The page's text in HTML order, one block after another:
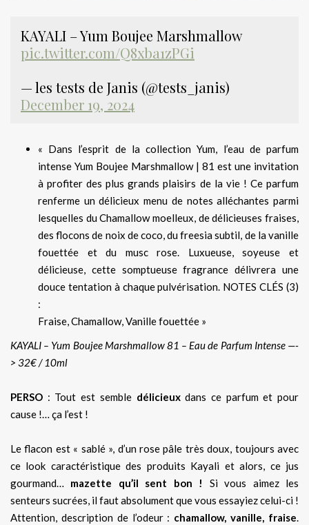
KAYALI – Yum Boujee Marshmallow
pic.twitter.com/Q8xba1zPGi
— les tests de Janis (@tests_janis)
December 19, 2024
« Dans l’esprit de la collection Yum, l’eau de parfum
intense Yum Boujee Marshmallow | 81 est une invitation
à profiter des plus grands plaisirs de la vie ! Ce parfum
renferme un délicieux menu de notes alléchantes parmi
lesquelles du Chamallow moelleux, de délicieuses fraises,
des flocons de noix de coco, du freesia subtil, de la vanille
fouettée et du musc rose. Luxueuse, soyeuse et
délicieuse, cette somptueuse fragrance délivrera une
douce tentation à chaque pulvérisation. NOTES CLÉS (3)
:
Fraise, Chamallow, Vanille fouettée »
KAYALI – Yum Boujee Marshmallow 81 – Eau de Parfum Intense —-
> 32€ / 10ml
PERSO : Tout est semble délicieuxdans ce parfum et pour
cause !… ça l’est !
Le flacon est « sablé », d’un rose pâle très doux, toujours avec
ce look caractéristique des produits Kayali et alors, ce jus
gourmand… mazette qu’il sent bon !
Si vous aimez les
senteurs sucrées, il faut absolument que vous essayiez celui-ci !
Attention, description de l’odeur : chamallow, vanille, fraise.